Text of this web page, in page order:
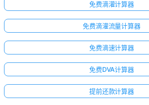
免费滴灌计算器
免费滴灌流量计算器
免费滴速计算器
免费DVA计算器
提前还款计算器